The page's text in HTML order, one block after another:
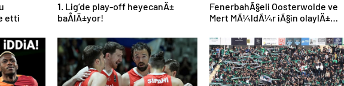
etti
1. Lig’de play-off heyecanÄ±
baÅlÄ±yor!
FenerbahÃ§eli Oosterwolde ve
Mert MÃ¼ldÃ¼r iÃ§in olaylÄ±
kararÄ±